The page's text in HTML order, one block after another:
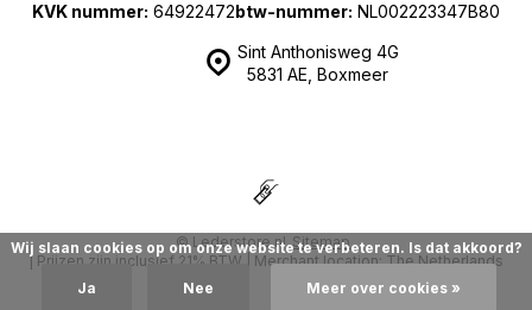
Sint Anthonisweg 4G
5831 AE, Boxmeer
KVK nummer: 64922472btw-nummer: NL002223347B80
© Lederstore.nl Sitemap
| Prijzen zijn inclusief 21% BTW | Merchant location: The Netherlands
Wij slaan cookies op om onze website te verbeteren. Is dat akkoord?
Ja Nee Meer over cookies »